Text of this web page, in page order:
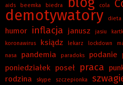
aids beemka biedra cola
demotywatory dieta
humor inflacja janusz jasiu
koronawirus ksiądz lekarz lockdown
nasa pandemia paradoks podanie
poniedziałek poseł praca
rodzina skype szczepionka